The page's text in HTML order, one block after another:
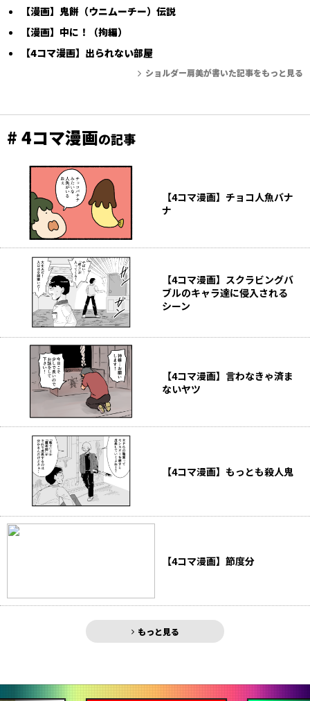
【漫画】鬼餅（ウニムーチー）伝説
【漫画】中に！（拘編）
【4コマ漫画】出られない部屋
ショルダー肩美が書いた記事をもっと見る
# 4コマ漫画の記事
【4コマ漫画】チョコ人魚バナ
ナ
【4コマ漫画】スクラビングバ
ブルのキャラ達に侵入される
シーン
【4コマ漫画】言わなきゃ済ま
ないヤツ
【4コマ漫画】もっとも殺人鬼
【4コマ漫画】節度分
もっと見る